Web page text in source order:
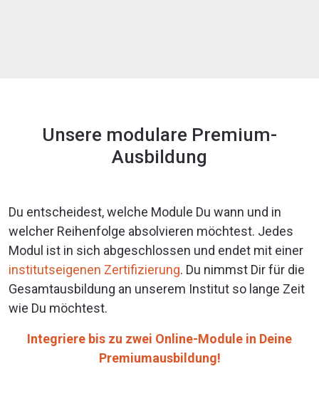
Unsere modulare Premium-
Ausbildung
Du entscheidest, welche Module Du wann und in
welcher Reihenfolge absolvieren möchtest. Jedes
Modul ist in sich abgeschlossen und endet mit einer
institutseigenen Zertifizierung. Du nimmst Dir für die
Gesamtausbildung an unserem Institut so lange Zeit
wie Du möchtest.
Integriere bis zu zwei Online-Module in Deine
Premiumausbildung!